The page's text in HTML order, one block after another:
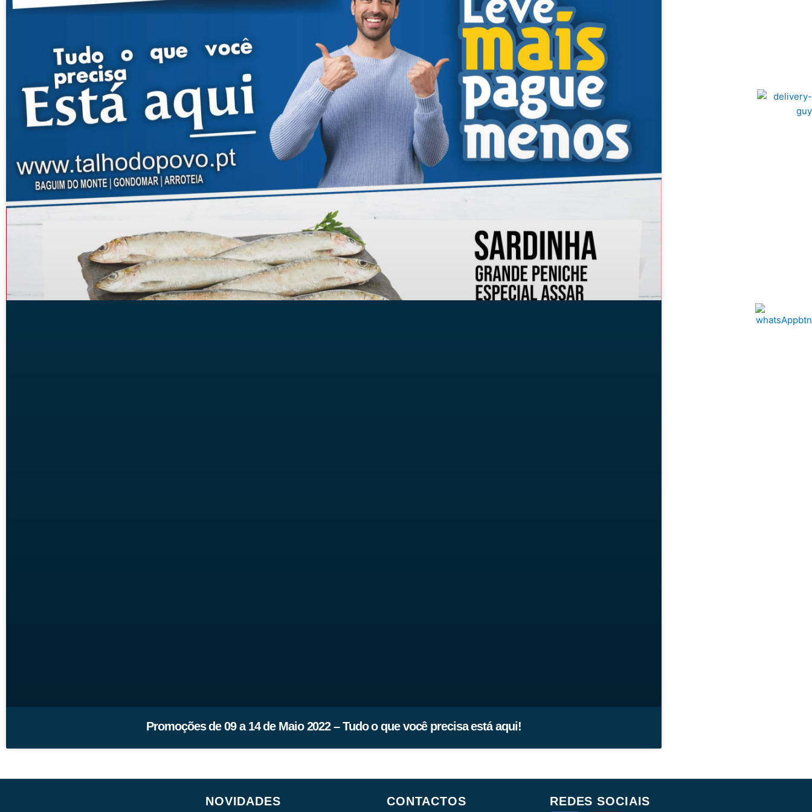
Promoções de 09 a 14 de Maio 2022 – Tudo o que você precisa está aqui!
NOVIDADES CONTACTOS REDES SOCIAIS